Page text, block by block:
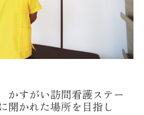
かすがい訪問看護ステー
かれた場所を目指し